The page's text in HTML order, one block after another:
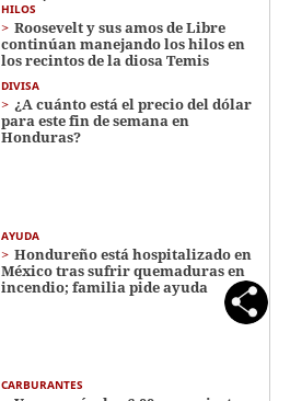
HILOS
Roosevelt y sus amos de Libre
continúan manejando los hilos en
los recintos de la diosa Temis
DIVISA
¿A cuánto está el precio del dólar
para este fin de semana en
Honduras?
AYUDA
Hondureño está hospitalizado en
México tras sufrir quemaduras en
incendio; familia pide ayuda
CARBURANTES